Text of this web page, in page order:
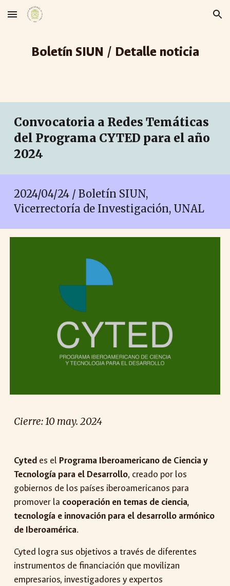
Skip to main content Skip to navigation
Boletín SIUN / Detalle noticia
Convocatoria a Redes Temáticas
del Programa CYTED para el año
2024
2024/04/24 / Boletín SIUN,
Vicerrectoría de Investigación, UNAL
Cierre: 10 may. 2024
Cyted es el Programa Iberoamericano de Ciencia y
Tecnología para el Desarrollo, creado por los
gobiernos de los países iberoamericanos para
promover la cooperación en temas de ciencia,
tecnología e innovación para el desarrollo armónico
de Iberoamérica.
Cyted logra sus objetivos a través de diferentes
instrumentos de financiación que movilizan
empresarios, investigadores y expertos